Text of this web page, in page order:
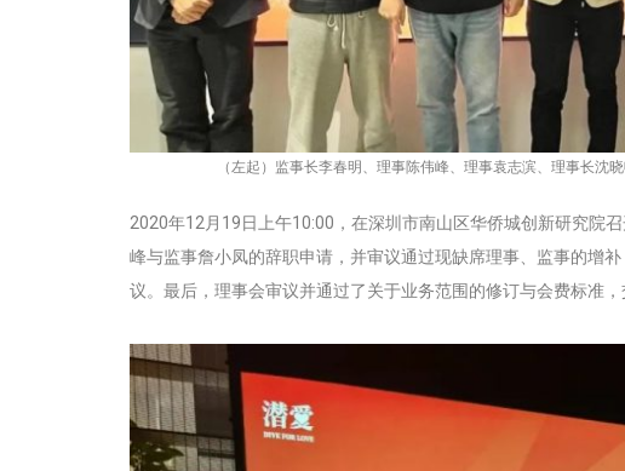
（左起）监事长李春明、理事陈伟峰、理事袁志滨、理事长沈
2020年12月19日上午10:00，在深圳市南山区华侨城创新研究院
峰与监事詹小凤的辞职申请，并审议通过现缺席理事、监事的增
议。最后，理事会审议并通过了关于业务范围的修订与会费标准，